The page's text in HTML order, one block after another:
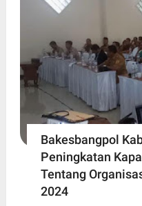
Bakesbangpol
Peningkatan
Tentang
2024